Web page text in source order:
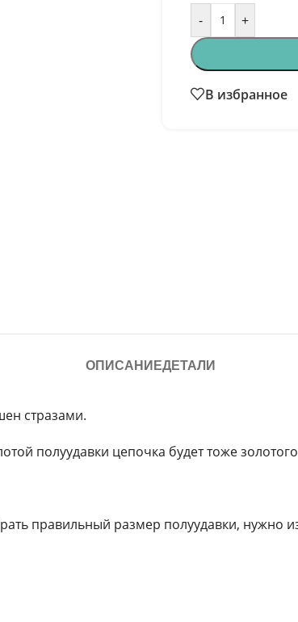
- +
В избранное
ОПИСАНИЕДЕТАЛИ
стразами.
полуудавки цепочка будет тоже
правильный размер полуудавки, нужно